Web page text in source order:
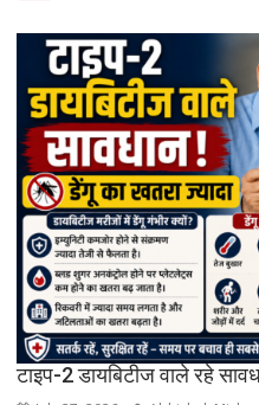
टाइप-2 डायबिटीज वाले रहे